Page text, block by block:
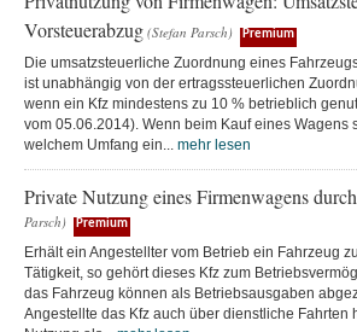
Vorsteuerabzug (Stefan Parsch) Premium
Die umsatzsteuerliche Zuordnung eines
ist unabhängig von der ertragssteuerlichen
wenn ein Kfz mindestens zu 10 % betrieblich
vom 05.06.2014). Wenn beim Kauf eines Wagens
welchem Umfang ein... mehr lesen
Private Nutzung eines Firmenwagens
Parsch)
Premium
Erhält ein Angestellter vom Betrieb ein Fahrzeug
Tätigkeit, so gehört dieses Kfz zum
das Fahrzeug können als Betriebsausgaben
Angestellte das Kfz auch über dienstliche Fahrten